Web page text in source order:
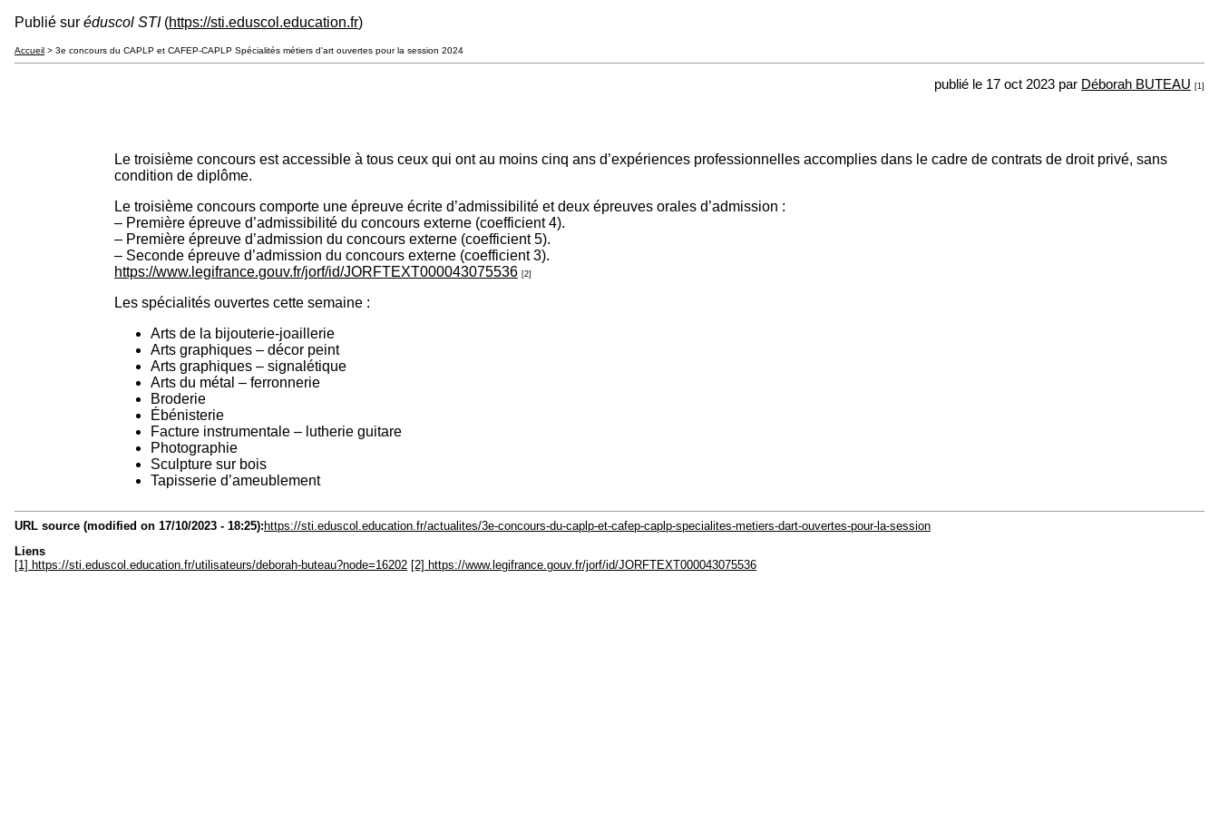
Publié sur éduscol STI(https://sti.eduscol.education.fr)
Accueil > 3e concours du CAPLP et CAFEP-CAPLP Spécialités métiers d'art ouvertes pour la session 2024
publié le 17 oct 2023 par Déborah BUTEAU [1]
Le troisième concours est accessible à tous ceux qui ont au moins cinq ans d’expériences professionnelles accomplies dans le cadre de contrats de droit privé, sans
condition de diplôme.
Le troisième concours comporte une épreuve écrite d’admissibilité et deux épreuves orales d’admission :
– Première épreuve d’admissibilité du concours externe (coefficient 4).
– Première épreuve d’admission du concours externe (coefficient 5).
– Seconde épreuve d’admission du concours externe (coefficient 3).
https://www.legifrance.gouv.fr/jorf/id/JORFTEXT000043075536 [2]
Les spécialités ouvertes cette semaine :
Arts de la bijouterie-joaillerie
Arts graphiques – décor peint
Arts graphiques – signalétique
Arts du métal – ferronnerie
Broderie
Ébénisterie
Facture instrumentale – lutherie guitare
Photographie
Sculpture sur bois
Tapisserie d’ameublement
URL source (modified on 17/10/2023 - 18:25): https://sti.eduscol.education.fr/actualites/3e-concours-du-caplp-et-cafep-caplp-specialites-metiers-dart-ouvertes-pour-la-session
Liens
[1] https://sti.eduscol.education.fr/utilisateurs/deborah-buteau?node=16202 [2] https://www.legifrance.gouv.fr/jorf/id/JORFTEXT000043075536